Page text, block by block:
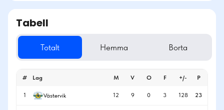
Tabell
Totalt Hemma Borta
# Lag M V O F +/- P
1 Västervik 12 9 0 3 128 23